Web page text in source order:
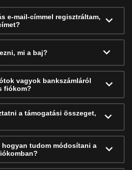
e-mail-címmel regisztráltam,
mi a baj?
vagyok bankszámláról
fiókom?
a támogatási összeget,
hogyan tudom módosítani a